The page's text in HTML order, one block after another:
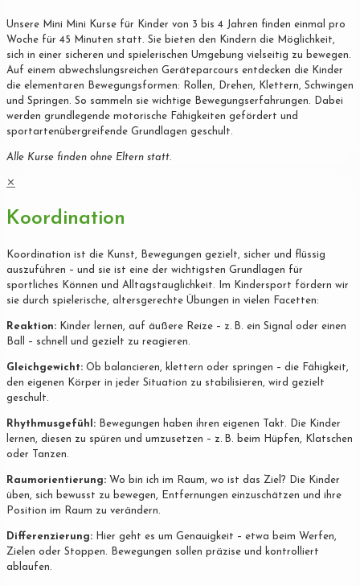
Unsere Mini Mini Kurse für Kinder von 3 bis 4 Jahren finden einmal pro
Woche für 45 Minuten statt. Sie bieten den Kindern die Möglichkeit,
sich in einer sicheren und spielerischen Umgebung vielseitig zu bewegen.
Auf einem abwechslungsreichen Geräteparcours entdecken die Kinder
die elementaren Bewegungsformen: Rollen, Drehen, Klettern, Schwingen
und Springen. So sammeln sie wichtige Bewegungserfahrungen. Dabei
werden grundlegende motorische Fähigkeiten gefördert und
sportartenübergreifende Grundlagen geschult.
Alle Kurse finden ohne Eltern statt.
✕
Koordination
Koordination ist die Kunst, Bewegungen gezielt, sicher und flüssig
auszuführen – und sie ist eine der wichtigsten Grundlagen für
sportliches Können und Alltagstauglichkeit. Im Kindersport fördern wir
sie durch spielerische, altersgerechte Übungen in vielen Facetten:
Reaktion: Kinder lernen, auf äußere Reize – z. B. ein Signal oder einen
Ball – schnell und gezielt zu reagieren.
Gleichgewicht: Ob balancieren, klettern oder springen – die Fähigkeit,
den eigenen Körper in jeder Situation zu stabilisieren, wird gezielt
geschult.
Rhythmusgefühl: Bewegungen haben ihren eigenen Takt. Die Kinder
lernen, diesen zu spüren und umzusetzen – z. B. beim Hüpfen, Klatschen
oder Tanzen.
Raumorientierung: Wo bin ich im Raum, wo ist das Ziel? Die Kinder
üben, sich bewusst zu bewegen, Entfernungen einzuschätzen und ihre
Position im Raum zu verändern.
Differenzierung: Hier geht es um Genauigkeit – etwa beim Werfen,
Zielen oder Stoppen. Bewegungen sollen präzise und kontrolliert
ablaufen.